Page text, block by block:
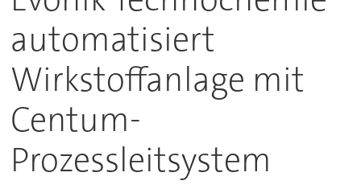
automatisiert
Wirkstoffanlage mit
Centum-
Prozessleitsystem